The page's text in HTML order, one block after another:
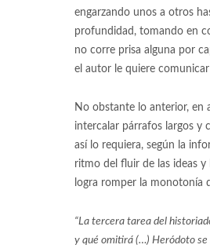
engarzando unos a otros
profundidad, tomando en
no corre prisa alguna por
el autor le quiere
No obstante lo anterior, en
intercalar párrafos largos y
así lo requiera, según la
ritmo del fluir de las ideas y
logra romper la monotonía
“La tercera tarea del
y qué omitirá (…) Heródoto se